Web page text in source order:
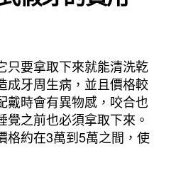
只要拿取下來就能清洗乾
成牙周生病，並且價格較
戴時會有異物感，咬合也
之前也必須拿取下來。
格約在3萬到5萬之間，使